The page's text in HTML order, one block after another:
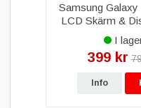
Vi lagerför skärm i
Har ni batteri till
Ja, vi har batteri till
Passar delarna
Alla delar är
Samsung
LCD Skärm &
(G3815)
I
399 kr
Info